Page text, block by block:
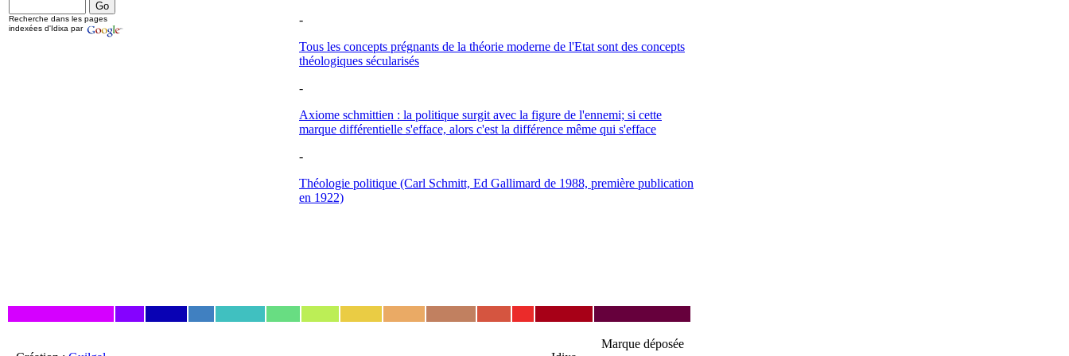
-
Tous les concepts prégnants de la théorie moderne de l'Etat sont des concepts
théologiques sécularisés
-
Axiome schmittien : la politique surgit avec la figure de l'ennemi; si cette
marque différentielle s'efface, alors c'est la différence même qui s'efface
-
Théologie politique (Carl Schmitt, Ed Gallimard de 1988, première publication
en 1922)
Recherche dans les pages
indexées d'Idixa par
Marque déposée